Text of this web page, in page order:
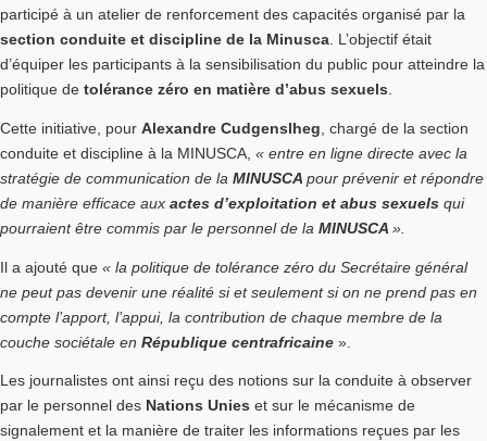
participé à un atelier de renforcement des capacités organisé par la
section conduite et discipline de la Minusca. L’objectif était
d’équiper les participants à la sensibilisation du public pour atteindre la
politique de tolérance zéro en matière d’abus sexuels.
Cette initiative, pour Alexandre Cudgenslheg , chargé de la section
conduite et discipline à la MINUSCA, « entre en ligne directe avec la
stratégie de communication de la MINUSCA pour prévenir et répondre
de manière efficace aux actes d’exploitation et abus sexuels qui
pourraient être commis par le personnel de la MINUSCA ».
Il a ajouté que « la politique de tolérance zéro du Secrétaire général
ne peut pas devenir une réalité si et seulement si on ne prend pas en
compte l’apport, l’appui, la contribution de chaque membre de la
couche sociétale en République centrafricaine ».
Les journalistes ont ainsi reçu des notions sur la conduite à observer
par le personnel des Nations Unies et sur le mécanisme de
signalement et la manière de traiter les informations reçues par les